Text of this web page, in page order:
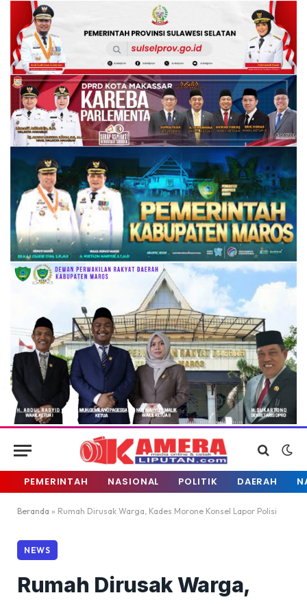
PEMERINTAH NASIONAL POLITIK DAERAH
Beranda » Rumah Dirusak Warga, Kades Morone Konsel Lapor Polisi
NEWS
Rumah Dirusak Warga,